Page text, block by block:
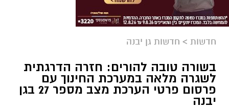
חדשות > חדשות גן יבנה
בשורה טובה להורים: חזרה הדרגתית
לשגרה מלאה במערכת החינוך עם
פרסום פרטי הערכת מצב מספר 27 בגן
יבנה